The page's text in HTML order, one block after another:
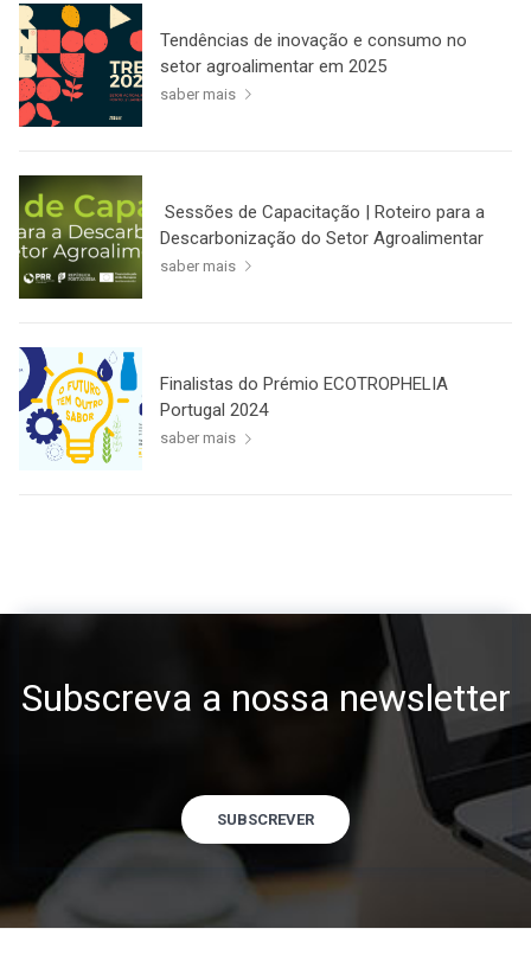
Tendências de inovação e consumo no
setor agroalimentar em 2025
saber mais
Sessões de Capacitação | Roteiro para a
Descarbonização do Setor Agroalimentar
saber mais
Finalistas do Prémio ECOTROPHELIA
Portugal 2024
saber mais
Subscreva a nossa newsletter
SUBSCREVER